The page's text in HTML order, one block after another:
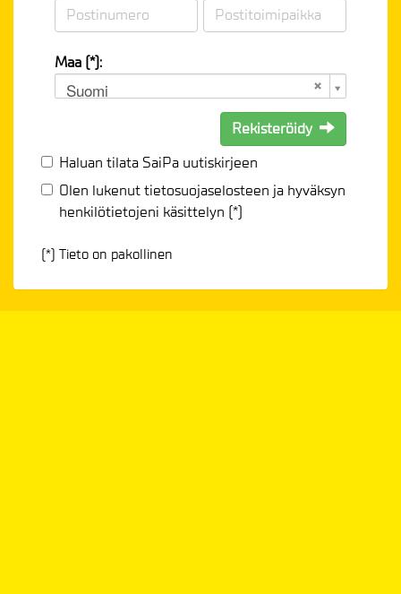
Maa (*):
Suomi
Rekisteröidy
Haluan tilata SaiPa uutiskirjeen
Olen lukenuttietosuojaselosteen ja hyväksyn
henkilötietojeni käsittelyn (*)
(*) Tieto on pakollinen